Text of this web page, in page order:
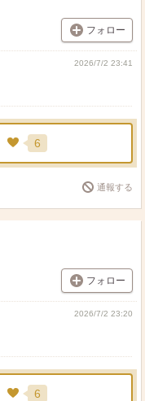
フォロー
2026/7/2 23:41
6
通報する
フォロー
2026/7/2 23:20
6